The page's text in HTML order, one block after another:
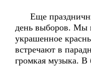
Еще
день выборов. Мы
украшенное
встречают в
громкая музыка. В